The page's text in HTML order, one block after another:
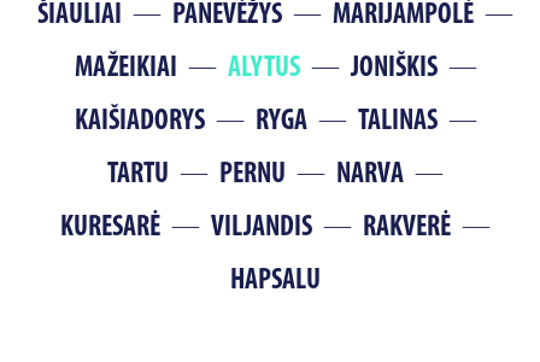
ŠIAULIAI
PANEVĖŽYS
MARIJAMPOLĖ
MAŽEIKIAI
ALYTUS
JONIŠKIS
KAIŠIADORYS
RYGA
TALINAS
TARTU
PERNU
NARVA
KURESARĖ
VILJANDIS
RAKVERĖ
HAPSALU